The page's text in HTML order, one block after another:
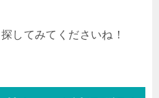
してみてくださいね！